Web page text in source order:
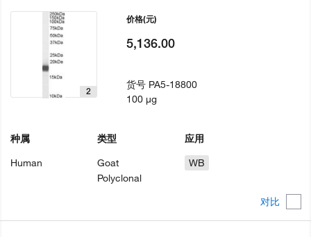
对比
2
种属
Human
类型
Goat
Polyclonal
应用
WB
价格(元)
5,136.00
货号 PA5-18800
100 µg